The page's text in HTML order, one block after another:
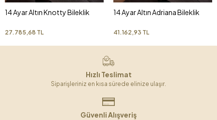
14 Ayar Altın Knotty Bileklik
27.785,68 TL
14 Ayar Altın Adriana Bileklik
41.162,93 TL
Hızlı Teslimat
Siparişleriniz en kısa sürede elinize ulaşır.
Güvenli Alışveriş